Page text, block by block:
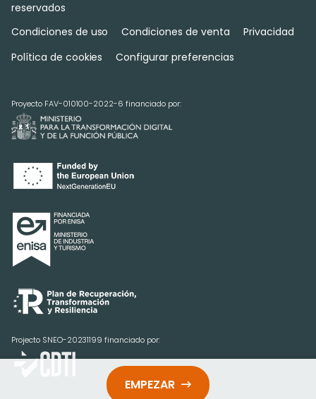
EMPEZAR
reservados
Condiciones de uso
Condiciones de venta
Privacidad
Política de cookies
Configurar preferencias
Proyecto FAV-010100-2022-6 financiado por:
Projecto SNEO-20231199 financiado por: